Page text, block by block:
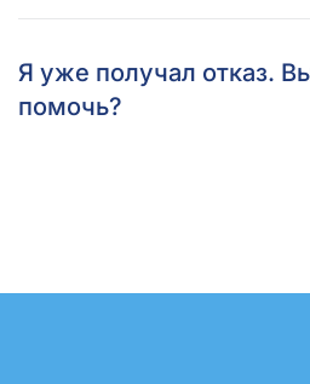
Я уже получал отказ.
помочь?